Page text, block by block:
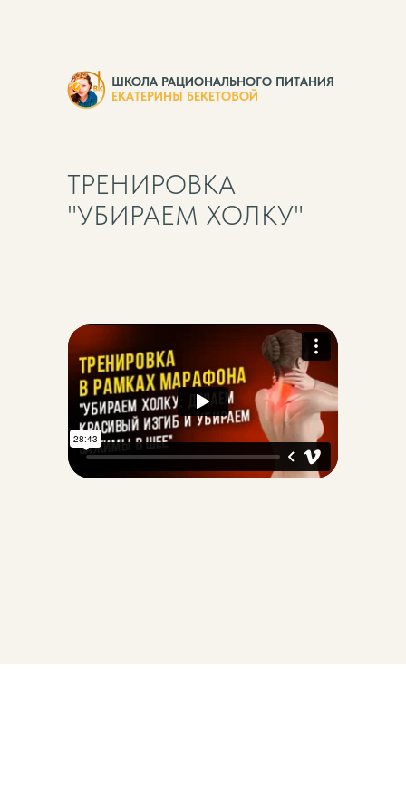
ТРЕНИРОВКА
"УБИРАЕМ ХОЛКУ"
ШКОЛА РАЦИОНАЛЬНОГО ПИТАНИЯ
ЕКАТЕРИНЫ БЕКЕТОВОЙ